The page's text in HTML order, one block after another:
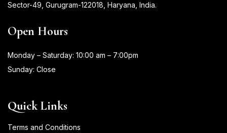
Sector-49, Gurugram-122018, Haryana, India.
Open Hours
Monday – Saturday: 10:00 am – 7:00pm
Sunday: Close
Quick Links
Terms and Conditions